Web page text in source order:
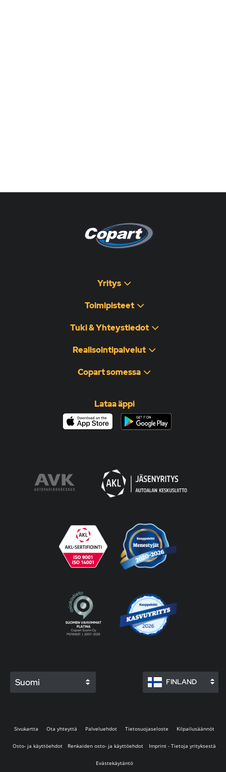
Yritys
Toimipisteet
Tuki & Yhteystiedot
Realisointipalvelut
Copart somessa
Lataa äppi
Suomi FINLAND
Sivukartta Ota yhteyttä Palveluehdot Tietosuojaseloste Kilpailusäännöt
Osto- ja käyttöehdot Renkaiden osto- ja käyttöehdot Imprint - Tietoja yrityksestä
Evästekäytäntö